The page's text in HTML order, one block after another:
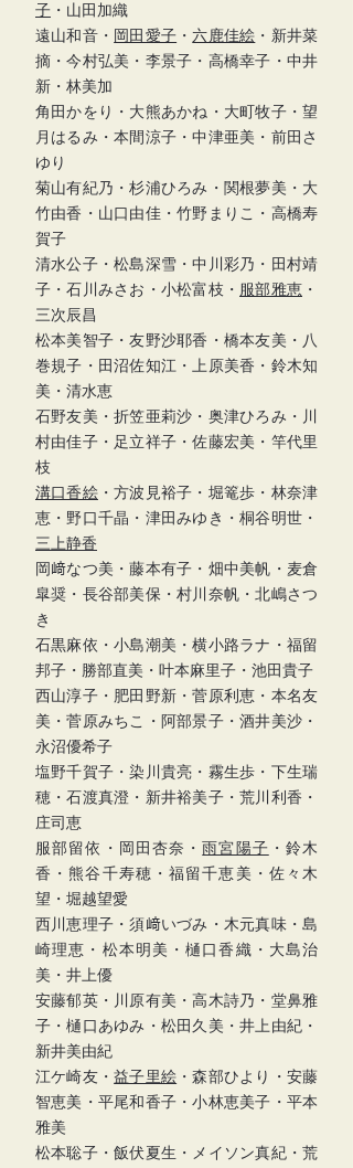
子 ・山田加織
遠山和音・ 岡田愛子 ・六鹿佳絵 ・新井菜
摘・今村弘美・李景子・高橋幸子・中井
新・林美加
角田かをり・大熊あかね・大町牧子・望
月はるみ・本間涼子・中津亜美・前田さ
ゆり
菊山有紀乃・杉浦ひろみ・関根夢美・大
竹由香・山口由佳・竹野まりこ・高橋寿
賀子
清水公子・松島深雪・中川彩乃・田村靖
子・石川みさお・小松富枝・ 服部雅恵 ・
三次辰昌
松本美智子・友野沙耶香・橋本友美・八
巻規子・田沼佐知江・上原美香・鈴木知
美・清水恵
石野友美・折笠亜莉沙・奥津ひろみ・川
村由佳子・足立祥子・佐藤宏美・竿代里
枝
溝口香絵・方波見裕子・堀篭歩・林奈津
恵・野口千晶・津田みゆき・桐谷明世・
三上静香
岡﨑なつ美・藤本有子・畑中美帆・麦倉
皐奨・長谷部美保・村川奈帆・北嶋さつ
き
石黒麻依・小島潮美・横小路ラナ・福留
邦子・勝部直美・叶本麻里子・池田貴子
西山淳子・肥田野新・菅原利恵・本名友
美・菅原みちこ・阿部景子・酒井美沙・
永沼優希子
塩野千賀子・染川貴亮・霧生歩・下生瑞
穂・石渡真澄・新井裕美子・荒川利香・
庄司恵
服部留依・岡田杏奈・雨宮陽子 ・鈴木
香・熊谷千寿穂・福留千恵美・佐々木
望・堀越望愛
西川恵理子・須﨑いづみ・木元真味・島
崎理恵・松本明美・樋口香織・大島治
美・井上優
安藤郁英・川原有美・高木詩乃・堂鼻雅
子・樋口あゆみ・松田久美・井上由紀・
新井美由紀
江ケ崎友・益子里絵 ・森部ひより・安藤
智恵美・平尾和香子・小林恵美子・平本
雅美
松本聡子・飯伏夏生・メイソン真紀・荒